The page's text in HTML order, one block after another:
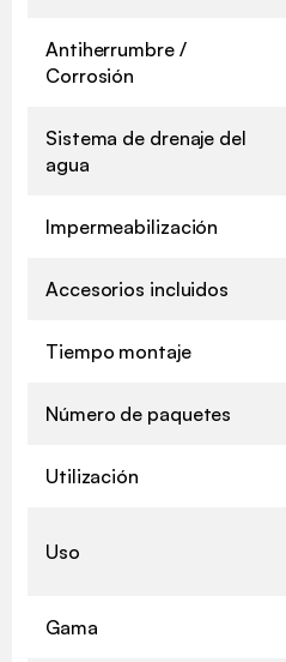
Antiherrumbre /
Corrosión
Sistema de drenaje del
agua
Impermeabilización
Accesorios incluidos
Tiempo montaje
Número de paquetes
Utilización
Uso
Gama